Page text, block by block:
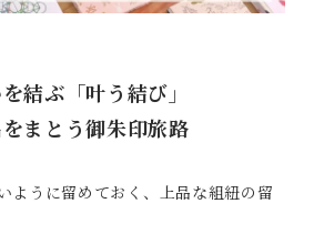
結ぶ「叶う結び」
まとう御朱印旅路
ように留めておく、上品な組紐の留